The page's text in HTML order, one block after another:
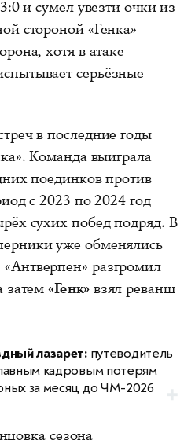
и сумел увезти очки из
стороной «Генка»
хотя в атаке
серьёзные
в последние годы
Команда выиграла
поединков против
с 2023 по 2024 год
сухих побед подряд. В
уже обменялись
разгромил
затем«Генк»взял реванш
лазарет:путеводитель
кадровым потерям
за месяц до ЧМ-2026
сезона